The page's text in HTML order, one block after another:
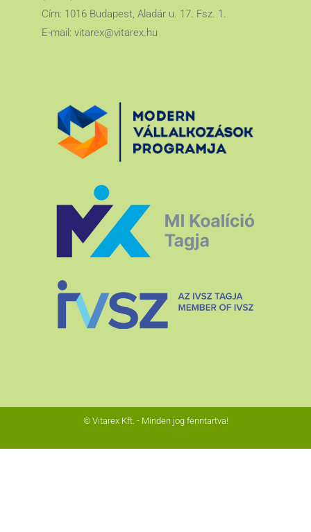
Cím: 1016 Budapest, Aladár u. 17. Fsz. 1.
E-mail: vitarex@vitarex.hu
© Vitarex Kft. - Minden jog fenntartva!